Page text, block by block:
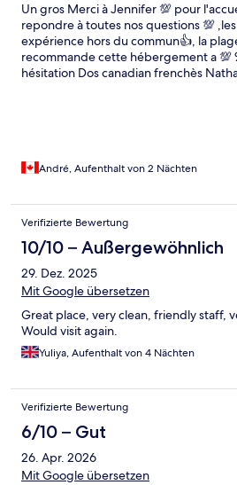
Un gros Merci à Jennifer 💯 pour
repondre à toutes nos questions 💯
expérience hors du commun👍, la
recommande cette hébergement a 💯
hésitation Dos canadian frenchès
André, Aufenthalt von 2 Nächten
Verifizierte Bewertung
10/10 – Außergewöhnlich
29. Dez. 2025
Mit Google übersetzen
Great place, very clean, friendly staff,
Would visit again.
Yuliya, Aufenthalt von 4 Nächten
Verifizierte Bewertung
6/10 – Gut
26. Apr. 2026
Mit Google übersetzen